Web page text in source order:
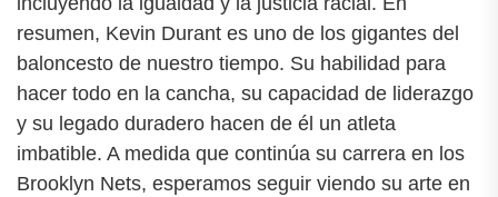
resumen, Kevin Durant es uno de los gigantes del
baloncesto de nuestro tiempo. Su habilidad para
hacer todo en la cancha, su capacidad de liderazgo
y su legado duradero hacen de él un atleta
imbatible. A medida que continúa su carrera en los
Brooklyn Nets, esperamos seguir viendo su arte en